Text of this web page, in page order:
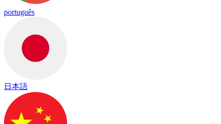
português
日本語